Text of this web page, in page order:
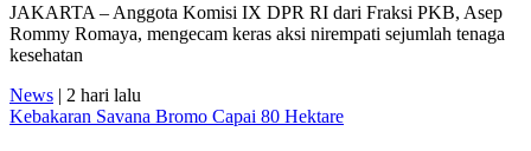
JAKARTA – Anggota Komisi IX DPR RI dari Fraksi PKB, Asep
Rommy Romaya, mengecam keras aksi nirempati sejumlah tenaga
kesehatan
News | 2 hari lalu
Kebakaran Savana Bromo Capai 80 Hektare